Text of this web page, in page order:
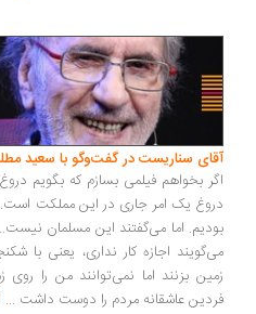
سناریست در گفت‌وگو با سعید مطلبی
بخواهم فیلمی بسازم که بگویم دروغ چیز
یک امر جاری در این مملکت است. قبحش
اما می‌گفتند این مسلمان نیست...
اجازه کار نداری، یعنی با شکنجه او
بزنند اما نمی‌توانند من را روی زمین
عاشقانه مردم را دوست داشت ...